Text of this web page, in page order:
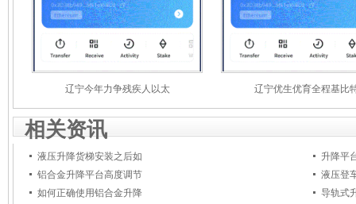
辽宁今年力争残疾人以太 辽宁优生优育全程基比
相关资讯
液压升降货梯安装之后如
升降平
铝合金升降平台高度调节
液压登
如何正确使用铝合金升降
导轨式